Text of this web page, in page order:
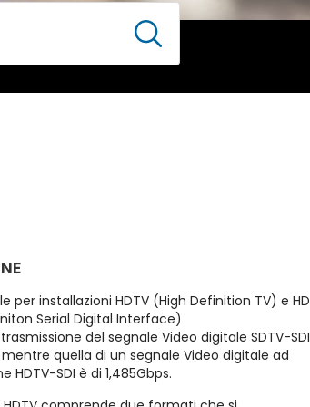
per installazioni HDTV (High Definition TV) e HD
Serial Digital Interface)
del segnale Video digitale SDTV-SDI
quella di un segnale Video digitale ad
HDTV-SDI è di 1,485Gbps.